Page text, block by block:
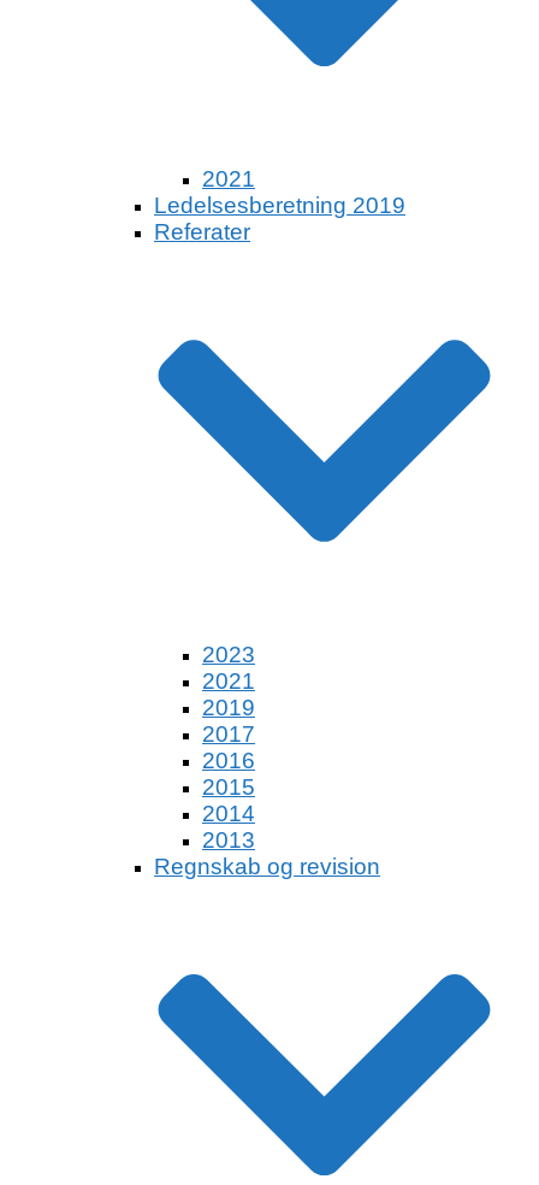
2021
Ledelsesberetning 2019
Referater
2023
2021
2019
2017
2016
2015
2014
2013
Regnskab og revision